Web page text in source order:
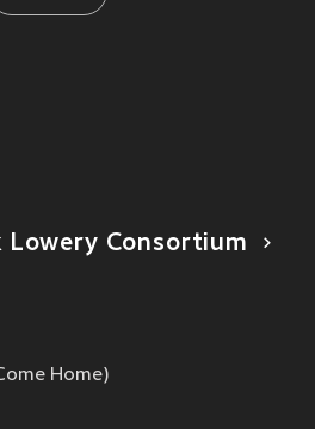
Lowery Consortium
Home)